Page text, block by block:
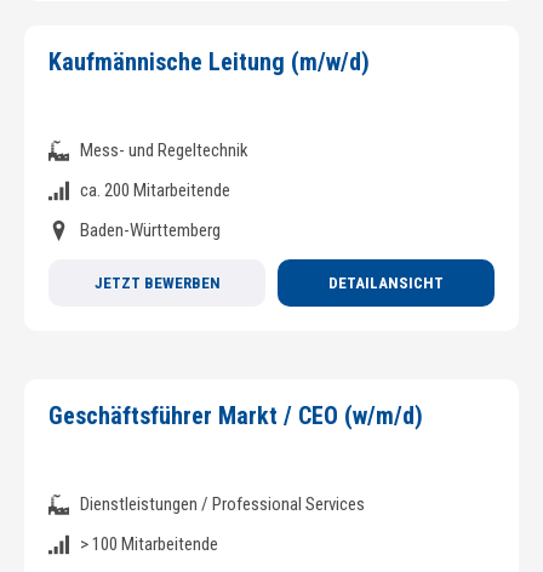
Kaufmännische Leitung (m/w/d)
Mess- und Regeltechnik
ca. 200 Mitarbeitende
Baden-Württemberg
JETZT BEWERBEN DETAILANSICHT
Geschäftsführer Markt / CEO (w/m/d)
Dienstleistungen / Professional Services
> 100 Mitarbeitende